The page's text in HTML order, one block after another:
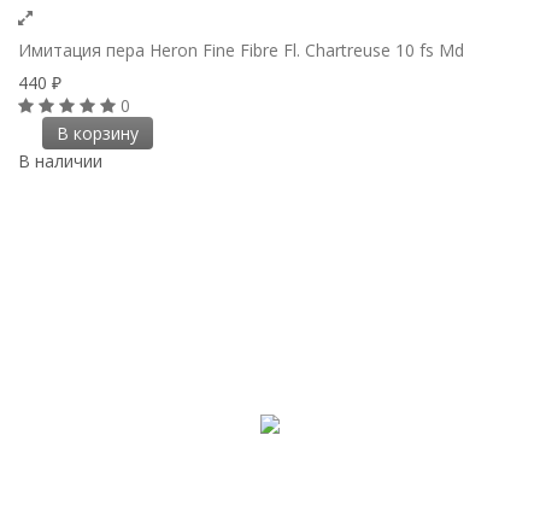
Имитация пера Heron Fine Fibre Fl. Chartreuse 10 fs Md
440 ₽
0
В корзину
В наличии